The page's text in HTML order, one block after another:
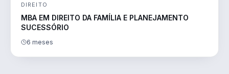
DIREITO
MBA EM DIREITO DA FAMÍLIA E PLANEJAMENTO
SUCESSÓRIO
6 meses